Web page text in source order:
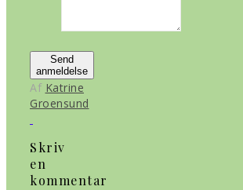
Send
anmeldelse
Af Katrine
Groensund
Skriv
en
kommentar